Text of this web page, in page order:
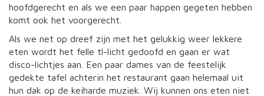
hoofdgerecht en als we een paar happen gegeten hebben
komt ook het voorgerecht.
Als we net op dreef zijn met het gelukkig weer lekkere
eten wordt het felle tl-licht gedoofd en gaan er wat
disco-lichtjes aan. Een paar dames van de feestelijk
gedekte tafel achterin het restaurant gaan helemaal uit
hun dak op de keiharde muziek. Wij kunnen ons eten niet